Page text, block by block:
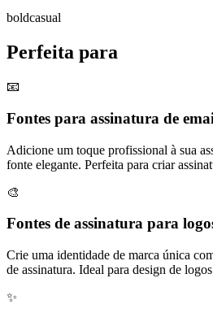
boldcasual
Perfeita para
📧
Fontes para assinatura de
Adicione um toque profissional à sua
fonte elegante. Perfeita para criar
🎨
Fontes de assinatura para
Crie uma identidade de marca única
de assinatura. Ideal para design de
✨